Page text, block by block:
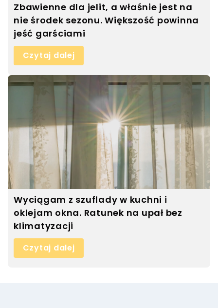
Zbawienne dla jelit, a właśnie jest na
nie środek sezonu. Większość powinna
jeść garściami
Czytaj dalej
Wyciągam z szuflady w kuchni i
oklejam okna. Ratunek na upał bez
klimatyzacji
Czytaj dalej